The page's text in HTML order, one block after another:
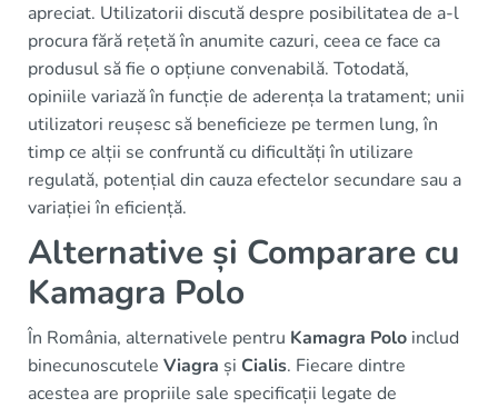
apreciat. Utilizatorii discută despre posibilitatea de a-l
procura fără rețetă în anumite cazuri, ceea ce face ca
produsul să fie o opțiune convenabilă. Totodată,
opiniile variază în funcție de aderența la tratament; unii
utilizatori reușesc să beneficieze pe termen lung, în
timp ce alții se confruntă cu dificultăți în utilizare
regulată, potențial din cauza efectelor secundare sau a
variației în eficiență.
Alternative și Comparare cu
Kamagra Polo
În România, alternativele pentru Kamagra Polo includ
binecunoscutele Viagra și Cialis. Fiecare dintre
acestea are propriile sale specificații legate de